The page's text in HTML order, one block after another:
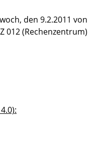
den 9.2.2011 von
012 (Rechenzentrum)